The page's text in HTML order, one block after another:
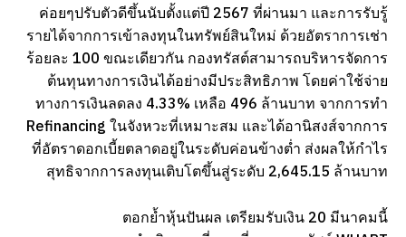
ค่อยๆปรับตัวดีขึ้นนับตั้งแต่ปี 2567 ที่ผ่านมา และการรับรู้
รายได้จากการเข้าลงทุนในทรัพย์สินใหม่ ด้วยอัตราการเช่า
ร้อยละ 100 ขณะเดียวกัน กองทรัสต์สามารถบริหารจัดการ
ต้นทุนทางการเงินได้อย่างมีประสิทธิภาพ โดยค่าใช้จ่าย
ทางการเงินลดลง 4.33% เหลือ 496 ล้านบาท จากการทำ
Refinancing ในจังหวะที่เหมาะสม และได้อานิสงส์จากการ
ที่อัตราดอกเบี้ยตลาดอยู่ในระดับค่อนข้างต่ำ ส่งผลให้กำไร
สุทธิจากการลงทุนเติบโตขึ้นสู่ระดับ 2,645.15 ล้านบาท
ตอกย้ำหุ้นปันผล เตรียมรับเงิน 20 มีนาคมนี้